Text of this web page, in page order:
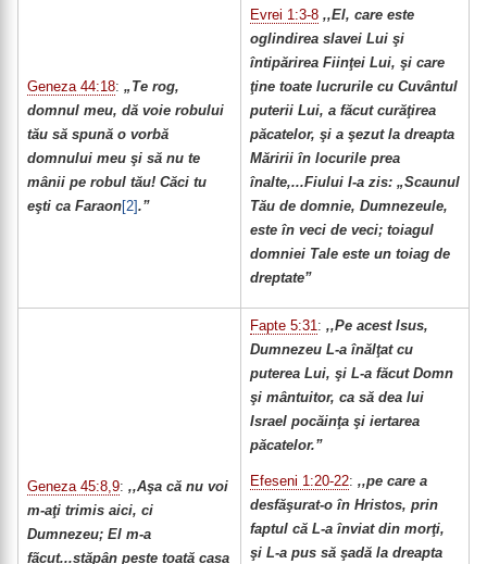
Geneza 44:18: „Te rog,
domnul meu, dă voie robului
tău să spună o vorbă
domnului meu şi să nu te
mânii pe robul tău! Căci tu
eşti ca Faraon[2].”
Evrei 1:3-8 ,,El, care este
oglindirea slavei Lui şi
întipărirea Fiinţei Lui, şi care
ţine toate lucrurile cu Cuvântul
puterii Lui, a făcut curăţirea
păcatelor, şi a şezut la dreapta
Măririi în locurile prea
înalte,...Fiului I-a zis: „Scaunul
Tău de domnie, Dumnezeule,
este în veci de veci; toiagul
domniei Tale este un toiag de
dreptate”
Geneza 45:8,9: ,,Aşa că nu voi
m-aţi trimis aici, ci
Dumnezeu; El m-a
fãcut...stăpân peste toată casa
Fapte 5:31 : ,,Pe acest Isus,
Dumnezeu L-a înălţat cu
puterea Lui, şi L-a făcut Domn
şi mântuitor, ca să dea lui
Israel pocăinţa şi iertarea
păcatelor.”
Efeseni 1:20-22: ,,pe care a
desfăşurat-o în Hristos, prin
faptul că L-a înviat din morţi,
şi L-a pus să şadă la dreapta